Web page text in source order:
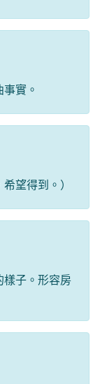
實。
望得到。）
樣子。形容房